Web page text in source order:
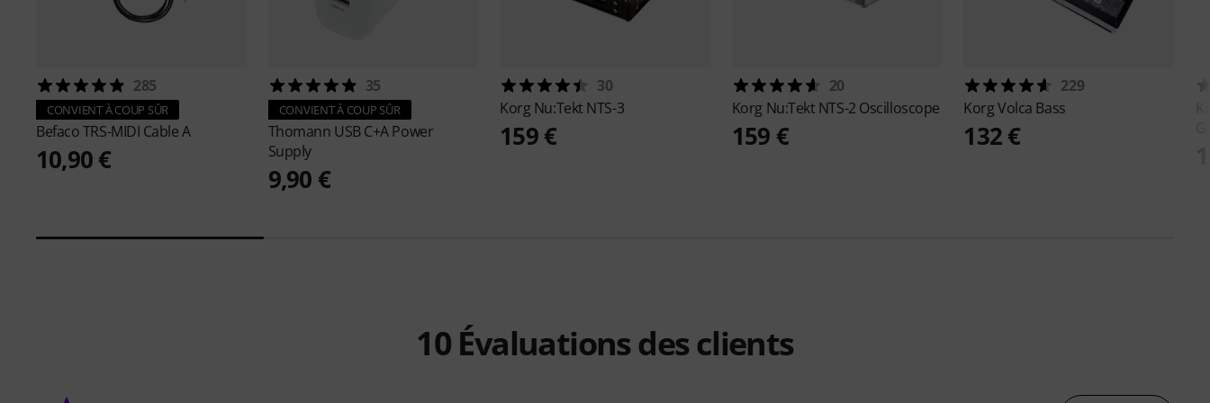
285
CONVIENT À COUP SÛR
BefacoTRS-MIDI Cable A
10,90 €
35
CONVIENT À COUP SÛR
Thomann USB C+A Power
Supply
9,90 €
30
Korg Nu:Tekt NTS-3
159 €
20
Korg Nu:Tekt NTS-2 Oscilloscope
159 €
229
KorgVolca Bass
132 €
10 Évaluations des clients